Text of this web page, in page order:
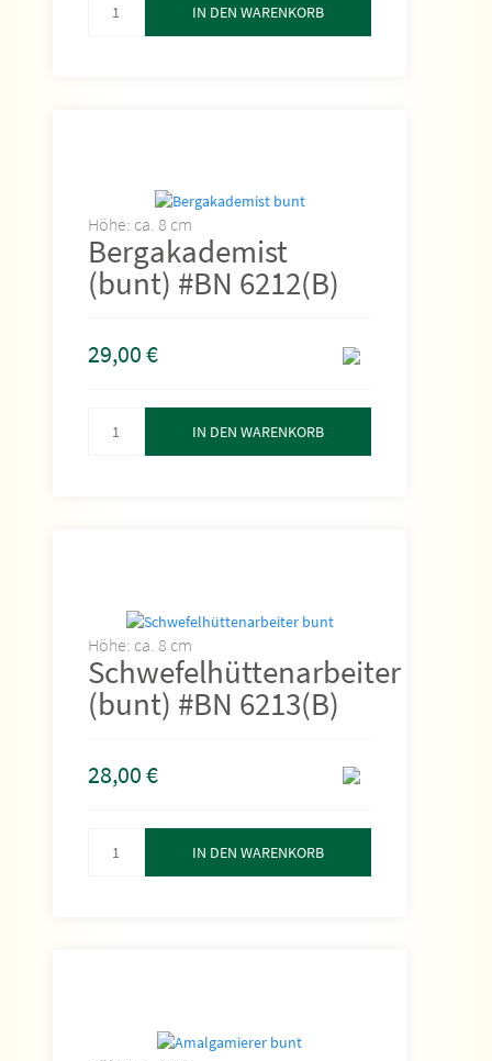
IN DEN WARENKORB
Höhe: ca. 8 cm
Bergakademist
(bunt) #BN 6212(B)
29,00€
IN DEN WARENKORB
Höhe: ca. 8 cm
Schwefelhüttenarbeiter
(bunt) #BN 6213(B)
28,00€
IN DEN WARENKORB